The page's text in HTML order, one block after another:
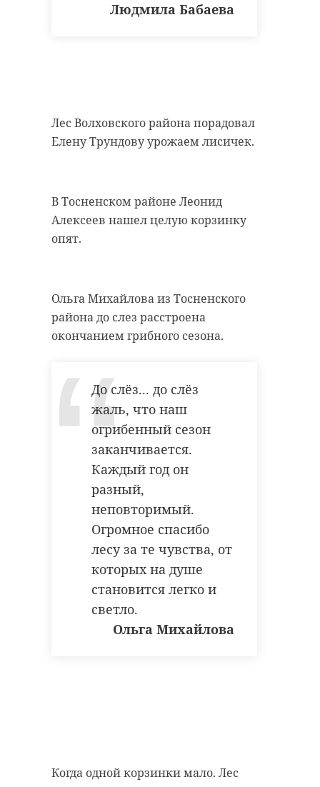
Людмила Бабаева
Лес Волховского района порадовал
Елену Трундову урожаем лисичек.
В Тосненском районе Леонид
Алексеев нашел целую корзинку
опят.
Ольга Михайлова из Тосненского
района до слез расстроена
окончанием грибного сезона.
До слёз... до слёз
жаль, что наш
огрибенный сезон
заканчивается.
Каждый год он
разный,
неповторимый.
Огромное спасибо
лесу за те чувства, от
которых на душе
становится легко и
светло.
Ольга Михайлова
Когда одной корзинки мало. Лес